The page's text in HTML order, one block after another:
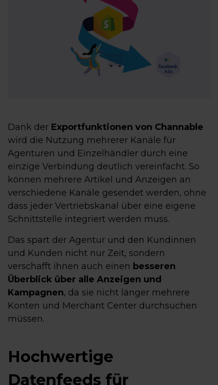
Dank der Exportfunktionen von Channable
wird die Nutzung mehrerer Kanäle für
Agenturen und Einzelhändler durch eine
einzige Verbindung deutlich vereinfacht. So
können mehrere Artikel und Anzeigen an
verschiedene Kanäle gesendet werden, ohne
dass jeder Vertriebskanal über eine eigene
Schnittstelle integriert werden muss.
Das spart der Agentur und den Kundinnen
und Kunden nicht nur Zeit, sondern
verschafft ihnen auch einen besseren
Überblick über alle Anzeigen und
Kampagnen, da sie nicht länger mehrere
Konten und Merchant Center durchsuchen
müssen.
Hochwertige
Datenfeeds für